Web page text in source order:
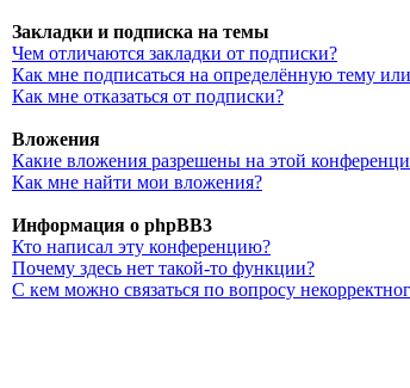
Закладки и подписка на темы
Чем отличаются закладки от подписки?
Как мне подписаться на определённую тему
Как мне отказаться от подписки?
Вложения
Какие вложения разрешены на этой
Как мне найти мои вложения?
Информация о phpBB3
Кто написал эту конференцию?
Почему здесь нет такой-то функции?
С кем можно связаться по вопросу